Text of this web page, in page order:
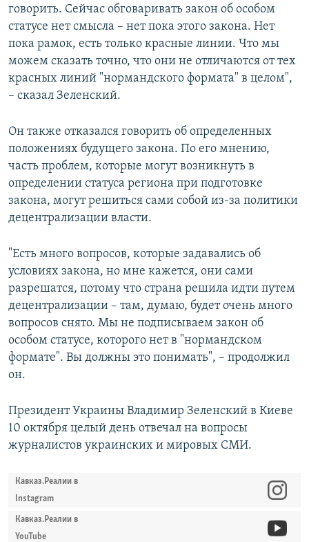
говорить. Сейчас обговаривать закон об особом
статусе нет смысла – нет пока этого закона. Нет
пока рамок, есть только красные линии. Что мы
можем сказать точно, что они не отличаются от тех
красных линий "нормандского формата" в целом",
– сказал Зеленский.
Он также отказался говорить об определенных
положениях будущего закона. По его мнению,
часть проблем, которые могут возникнуть в
определении статуса региона при подготовке
закона, могут решиться сами собой из-за политики
децентрализации власти.
"Есть много вопросов, которые задавались об
условиях закона, но мне кажется, они сами
разрешатся, потому что страна решила идти путем
децентрализации – там, думаю, будет очень много
вопросов снято. Мы не подписываем закон об
особом статусе, которого нет в "нормандском
формате". Вы должны это понимать", – продолжил
он.
Президент Украины Владимир Зеленский в Киеве
10 октября целый день отвечал на вопросы
журналистов украинских и мировых СМИ.
Кавказ.Реалии в
Instagram
Кавказ.Реалии в
YouTube